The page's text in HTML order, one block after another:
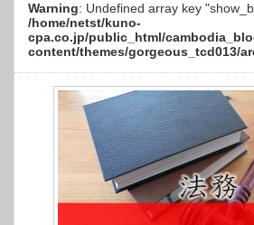
Warning: Undefined array key
/home/netst/kuno-
cpa.co.jp/public_html/
content/themes/gorgeous_tcd013/